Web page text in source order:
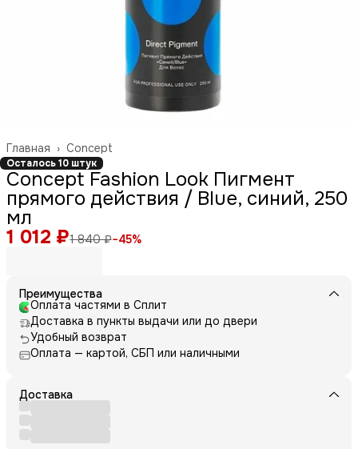
Concept
Главная ›
Осталось 10 штук
Concept Fashion Look Пигмент
прямого действия / Blue, синий, 250
мл
1 012 ₽1 840 ₽−45%
Преимущества
Оплата частями в Сплит
Доставка в пункты выдачи или до двери
Удобный возврат
Оплата — картой, СБП или наличными
Доставка